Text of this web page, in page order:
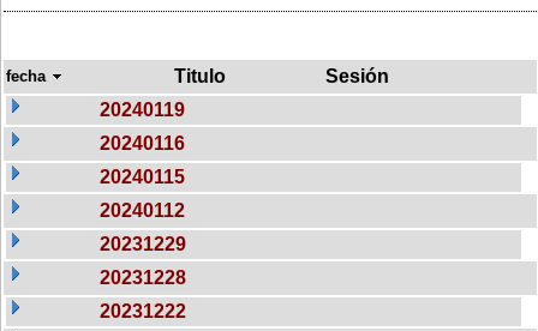
fecha Titulo
Sesión
20240119
20240116
20240115
20240112
20231229
20231228
20231222